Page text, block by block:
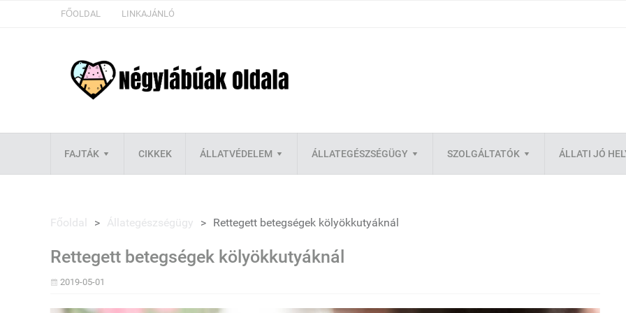
FŐOLDAL LINKAJÁNLÓ
FAJTÁK CIKKEK ÁLLATVÉDELEM ÁLLATEGÉSZSÉGÜGY SZOLGÁLTATÓK ÁLLATI JÓ
Főoldal > Állategészségügy > Rettegett betegségek kölyökkutyáknál
Rettegett betegségek kölyökkutyáknál
2019-05-01